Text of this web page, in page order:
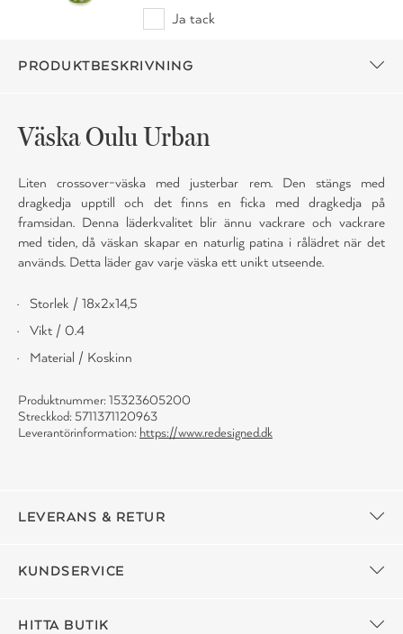
Ja tack
PRODUKTBESKRIVNING
Väska Oulu Urban
Liten crossover-väska med justerbar rem. Den stängs med
dragkedja upptill och det finns en ficka med dragkedja på
framsidan. Denna läderkvalitet blir ännu vackrare och vackrare
med tiden, då väskan skapar en naturlig patina i rålädret när det
används. Detta läder gav varje väska ett unikt utseende.
Storlek / 18x2x14,5
Vikt / 0.4
Material / Koskinn
Produktnummer: 15323605200
Streckkod: 5711371120963
Leverantörinformation: https://www.redesigned.dk
LEVERANS & RETUR
KUNDSERVICE
HITTA BUTIK